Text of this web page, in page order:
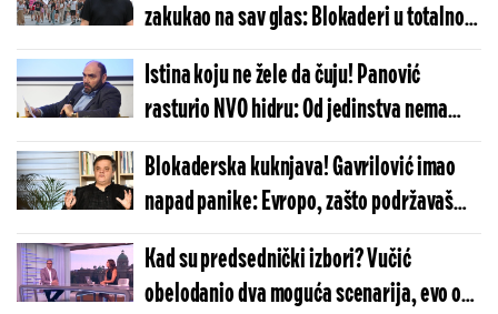
zakukao na sav glas: Blokaderi u totalnom
raspadu (VIDEO)
Istina koju ne žele da čuju! Panović
rasturio NVO hidru: Od jedinstva nema
ništa (VIDEO)
Blokaderska kuknjava! Gavrilović imao
napad panike: Evropo, zašto podržavaš
Vučića?!
Kad su predsednički izbori? Vučić
obelodanio dva moguća scenarija, evo od